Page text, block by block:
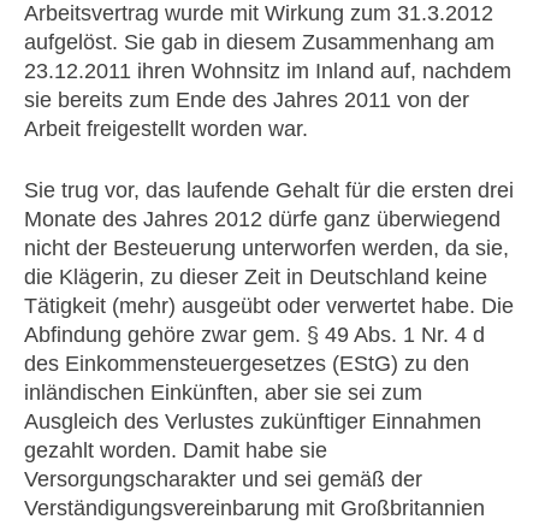
Arbeitsvertrag wurde mit Wirkung zum 31.3.2012
aufgelöst. Sie gab in diesem Zusammenhang am
23.12.2011 ihren Wohnsitz im Inland auf, nachdem
sie bereits zum Ende des Jahres 2011 von der
Arbeit freigestellt worden war.
Sie trug vor, das laufende Gehalt für die ersten drei
Monate des Jahres 2012 dürfe ganz überwiegend
nicht der Besteuerung unterworfen werden, da sie,
die Klägerin, zu dieser Zeit in Deutschland keine
Tätigkeit (mehr) ausgeübt oder verwertet habe. Die
Abfindung gehöre zwar gem. § 49 Abs. 1 Nr. 4 d
des Einkommensteuergesetzes (EStG) zu den
inländischen Einkünften, aber sie sei zum
Ausgleich des Verlustes zukünftiger Einnahmen
gezahlt worden. Damit habe sie
Versorgungscharakter und sei gemäß der
Verständigungsvereinbarung mit Großbritannien